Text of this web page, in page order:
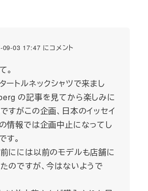
03 17:47 にコメント
。
ートルネックシャツで来まし
の記事を見てから楽しみに
すがこの企画、日本のイッセイ
情報では企画中止になってし
す。
にには以前のモデルも店舗に
のですが、今はないようで